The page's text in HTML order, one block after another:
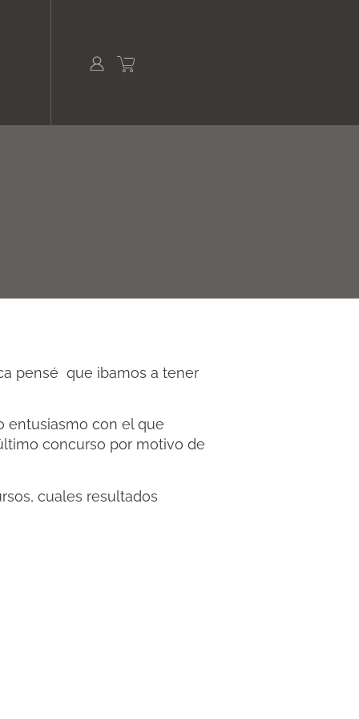
pensé que ibamos a tener
entusiasmo con el que
concurso por motivo de
cuales resultados